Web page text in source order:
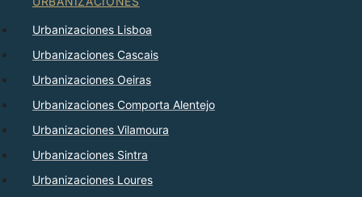
Urbanizaciones Lisboa
Urbanizaciones Cascais
Urbanizaciones Oeiras
Urbanizaciones Comporta Alentejo
Urbanizaciones Vilamoura
Urbanizaciones Sintra
Urbanizaciones Loures